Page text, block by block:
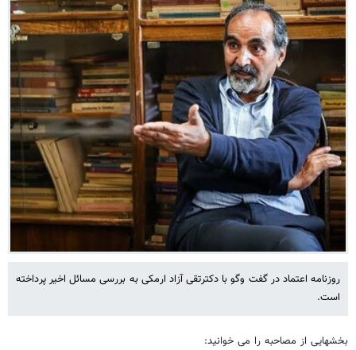
روزنامه اعتماد در گفت وگو با دکترتقی آزاد ارمکی به بررسی مسائل اخیر پرداخته
است.
بخشهایی از مصاحبه را می خوانید: